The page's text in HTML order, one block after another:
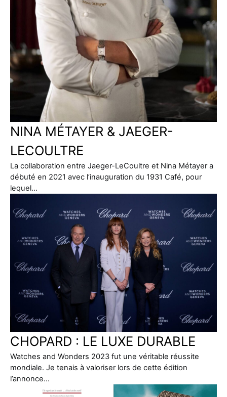
NINA MÉTAYER & JAEGER-
LECOULTRE
La collaboration entre Jaeger-LeCoultre et Nina Métayer a
débuté en 2021 avec l’inauguration du 1931 Café, pour
lequel…
CHOPARD : LE LUXE DURABLE
Watches and Wonders 2023 fut une véritable réussite
mondiale. Je tenais à valoriser lors de cette édition
l’annonce…